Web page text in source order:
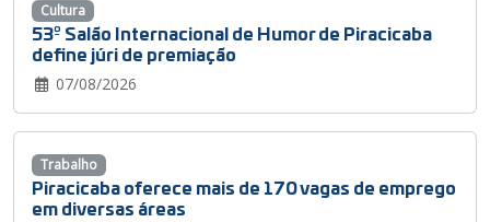
53º Salão Internacional de Humor de Piracicaba
define júri de premiação
07/08/2026
Cultura
Piracicaba oferece mais de 170 vagas de emprego
em diversas áreas
Trabalho